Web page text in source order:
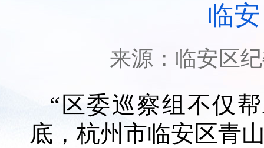
临
来源： 临安区
“区委巡察组不仅
底，杭州市临安区青